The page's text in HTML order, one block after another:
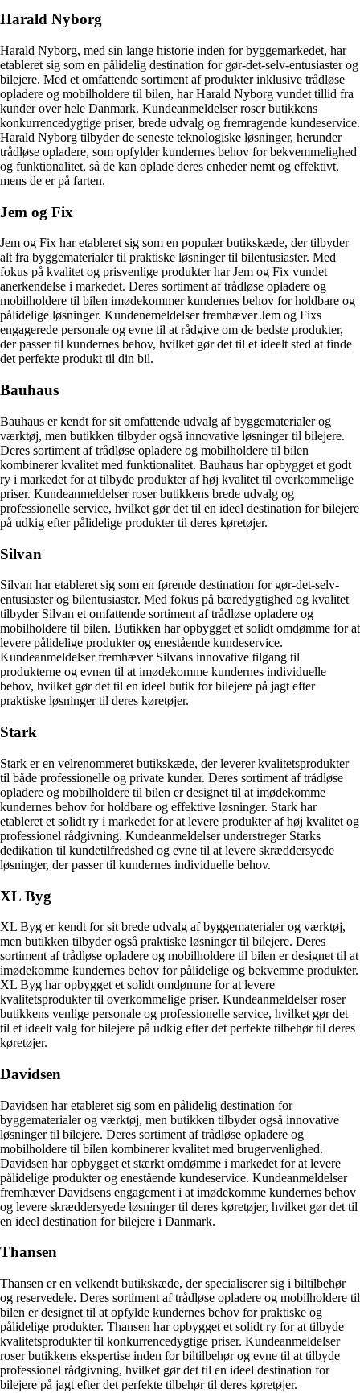
Harald Nyborg
Harald Nyborg, med sin lange historie inden for byggemarkedet, har
etableret sig som en pålidelig destination for gør-det-selv-entusiaster og
bilejere. Med et omfattende sortiment af produkter inklusive trådløse
opladere og mobilholdere til bilen, har Harald Nyborg vundet tillid fra
kunder over hele Danmark. Kundeanmeldelser roser butikkens
konkurrencedygtige priser, brede udvalg og fremragende kundeservice.
Harald Nyborg tilbyder de seneste teknologiske løsninger, herunder
trådløse opladere, som opfylder kundernes behov for bekvemmelighed
og funktionalitet, så de kan oplade deres enheder nemt og effektivt,
mens de er på farten.
Jem og Fix
Jem og Fix har etableret sig som en populær butikskæde, der tilbyder
alt fra byggematerialer til praktiske løsninger til bilentusiaster. Med
fokus på kvalitet og prisvenlige produkter har Jem og Fix vundet
anerkendelse i markedet. Deres sortiment af trådløse opladere og
mobilholdere til bilen imødekommer kundernes behov for holdbare og
pålidelige løsninger. Kundenemeldelser fremhæver Jem og Fixs
engagerede personale og evne til at rådgive om de bedste produkter,
der passer til kundernes behov, hvilket gør det til et ideelt sted at finde
det perfekte produkt til din bil.
Bauhaus
Bauhaus er kendt for sit omfattende udvalg af byggematerialer og
værktøj, men butikken tilbyder også innovative løsninger til bilejere.
Deres sortiment af trådløse opladere og mobilholdere til bilen
kombinerer kvalitet med funktionalitet. Bauhaus har opbygget et godt
ry i markedet for at tilbyde produkter af høj kvalitet til overkommelige
priser. Kundeanmeldelser roser butikkens brede udvalg og
professionelle service, hvilket gør det til en ideel destination for bilejere
på udkig efter pålidelige produkter til deres køretøjer.
Silvan
Silvan har etableret sig som en førende destination for gør-det-selv-
entusiaster og bilentusiaster. Med fokus på bæredygtighed og kvalitet
tilbyder Silvan et omfattende sortiment af trådløse opladere og
mobilholdere til bilen. Butikken har opbygget et solidt omdømme for at
levere pålidelige produkter og enestående kundeservice.
Kundeanmeldelser fremhæver Silvans innovative tilgang til
produkterne og evnen til at imødekomme kundernes individuelle
behov, hvilket gør det til en ideel butik for bilejere på jagt efter
praktiske løsninger til deres køretøjer.
Stark
Stark er en velrenommeret butikskæde, der leverer kvalitetsprodukter
til både professionelle og private kunder. Deres sortiment af trådløse
opladere og mobilholdere til bilen er designet til at imødekomme
kundernes behov for holdbare og effektive løsninger. Stark har
etableret et solidt ry i markedet for at levere produkter af høj kvalitet og
professionel rådgivning. Kundeanmeldelser understreger Starks
dedikation til kundetilfredshed og evne til at levere skræddersyede
løsninger, der passer til kundernes individuelle behov.
XL Byg
XL Byg er kendt for sit brede udvalg af byggematerialer og værktøj,
men butikken tilbyder også praktiske løsninger til bilejere. Deres
sortiment af trådløse opladere og mobilholdere til bilen er designet til at
imødekomme kundernes behov for pålidelige og bekvemme produkter.
XL Byg har opbygget et solidt omdømme for at levere
kvalitetsprodukter til overkommelige priser. Kundeanmeldelser roser
butikkens venlige personale og professionelle service, hvilket gør det
til et ideelt valg for bilejere på udkig efter det perfekte tilbehør til deres
køretøjer.
Davidsen
Davidsen har etableret sig som en pålidelig destination for
byggematerialer og værktøj, men butikken tilbyder også innovative
løsninger til bilejere. Deres sortiment af trådløse opladere og
mobilholdere til bilen kombinerer kvalitet med brugervenlighed.
Davidsen har opbygget et stærkt omdømme i markedet for at levere
pålidelige produkter og enestående kundeservice. Kundeanmeldelser
fremhæver Davidsens engagement i at imødekomme kundernes behov
og levere skræddersyede løsninger til deres køretøjer, hvilket gør det til
en ideel destination for bilejere i Danmark.
Thansen
Thansen er en velkendt butikskæde, der specialiserer sig i biltilbehør
og reservedele. Deres sortiment af trådløse opladere og mobilholdere til
bilen er designet til at opfylde kundernes behov for praktiske og
pålidelige produkter. Thansen har opbygget et solidt ry for at tilbyde
kvalitetsprodukter til konkurrencedygtige priser. Kundeanmeldelser
roser butikkens ekspertise inden for biltilbehør og evne til at tilbyde
professionel rådgivning, hvilket gør det til en ideel destination for
bilejere på jagt efter det perfekte tilbehør til deres køretøjer.